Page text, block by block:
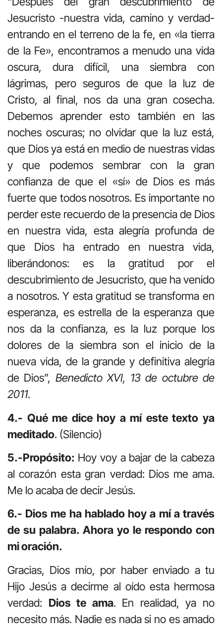
Jesucristo -nuestra vida, camino y verdad-
entrando en el terreno de la fe, en «la tierra
de la Fe», encontramos a menudo una vida
oscura, dura difícil, una siembra con
lágrimas, pero seguros de que la luz de
Cristo, al final, nos da una gran cosecha.
Debemos aprender esto también en las
noches oscuras; no olvidar que la luz está,
que Dios ya está en medio de nuestras vidas
y que podemos sembrar con la gran
confianza de que el «sí» de Dios es más
fuerte que todos nosotros. Es importante no
perder este recuerdo de la presencia de Dios
en nuestra vida, esta alegría profunda de
que Dios ha entrado en nuestra vida,
liberándonos: es la gratitud por el
descubrimiento de Jesucristo, que ha venido
a nosotros. Y esta gratitud se transforma en
esperanza, es estrella de la esperanza que
nos da la confianza, es la luz porque los
dolores de la siembra son el inicio de la
nueva vida, de la grande y definitiva alegría
de Dios”, Benedicto XVI, 13 de octubre de
2011.
4.- Qué me dice hoy a mí este texto ya
meditado. (Silencio)
5.-Propósito: Hoy voy a bajar de la cabeza
al corazón esta gran verdad: Dios me ama.
Me lo acaba de decir Jesús.
6.- Dios me ha hablado hoy a mí a través
de su palabra. Ahora yo le respondo con
mi oración.
Gracias, Dios mío, por haber enviado a tu
Hijo Jesús a decirme al oído esta hermosa
verdad: Dios te ama. En realidad, ya no
necesito más. Nadie es nada si no es amado